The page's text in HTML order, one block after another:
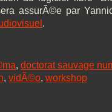
assurÃ©e par
.
, doctorat sauvage
, vidÃ©o, workshop